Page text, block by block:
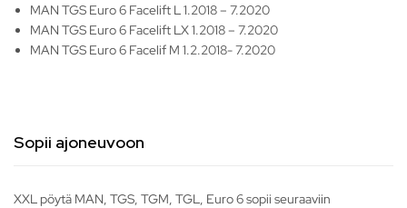
MAN TGS Euro 6 Facelift L 1.2018 – 7.2020
MAN TGS Euro 6 Facelift LX 1.2018 – 7.2020
MAN TGS Euro 6 Facelif M 1.2.2018- 7.2020
Sopii ajoneuvoon
XXL pöytä MAN, TGS, TGM, TGL, Euro 6 sopii seuraaviin